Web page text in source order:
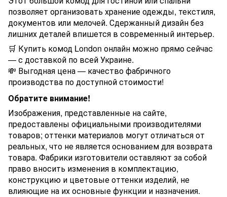
позволяет организовать хранение одежды, текстиля,
документов или мелочей. Сдержанный дизайн без
лишних деталей впишется в современный интерьер.
🛒 Купить комод London онлайн можно прямо сейчас
— с доставкой по всей Украине.
💸 Выгодная цена — качество фабричного
производства по доступной стоимости!
Обратите внимание!
Изображения, представленные на сайте,
предоставлены официальными производителями
товаров; оттенки материалов могут отличаться от
реальных, что не является основанием для возврата
товара. Фабрики изготовители оставляют за собой
право вносить изменения в комплектацию,
конструкцию и цветовые оттенки изделий, не
влияющие на их основные функции и назначения.